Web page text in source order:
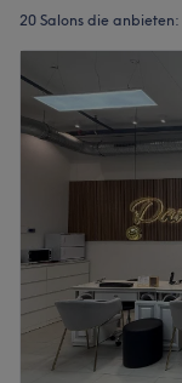
20 Salons die anbieten: